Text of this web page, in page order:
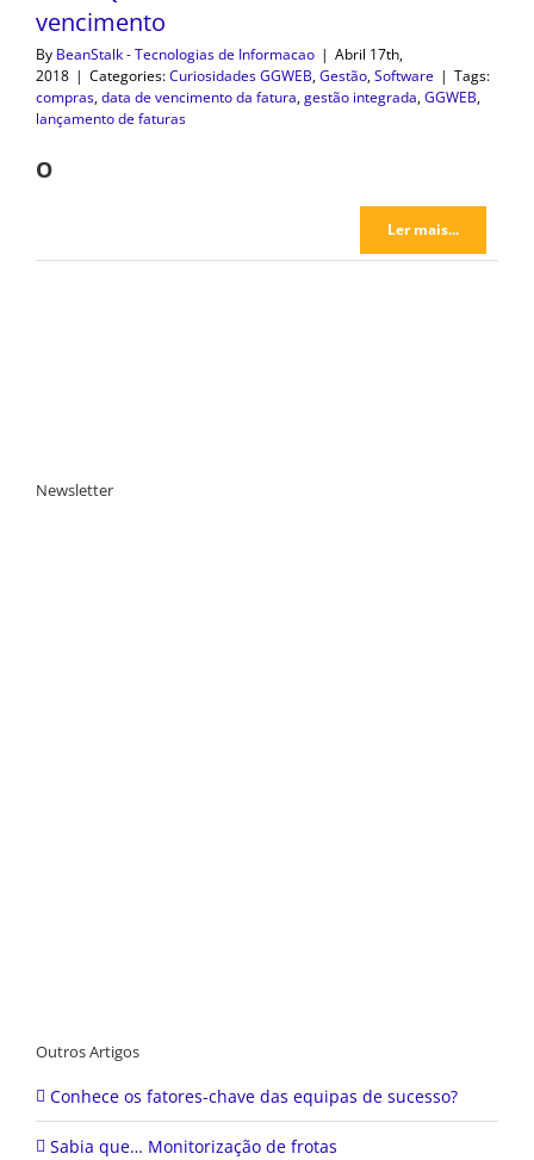
vencimento
By BeanStalk - Tecnologias de Informacao | Abril 17th,
2018 | Categories:Curiosidades GGWEB,Gestão,Software | Tags:
compras,data de vencimento da fatura,gestão integrada,GGWEB,
lançamento de faturas
O
Ler mais...
Newsletter
Outros Artigos
Conhece os fatores-chave das equipas de sucesso?
Sabia que… Monitorização de frotas